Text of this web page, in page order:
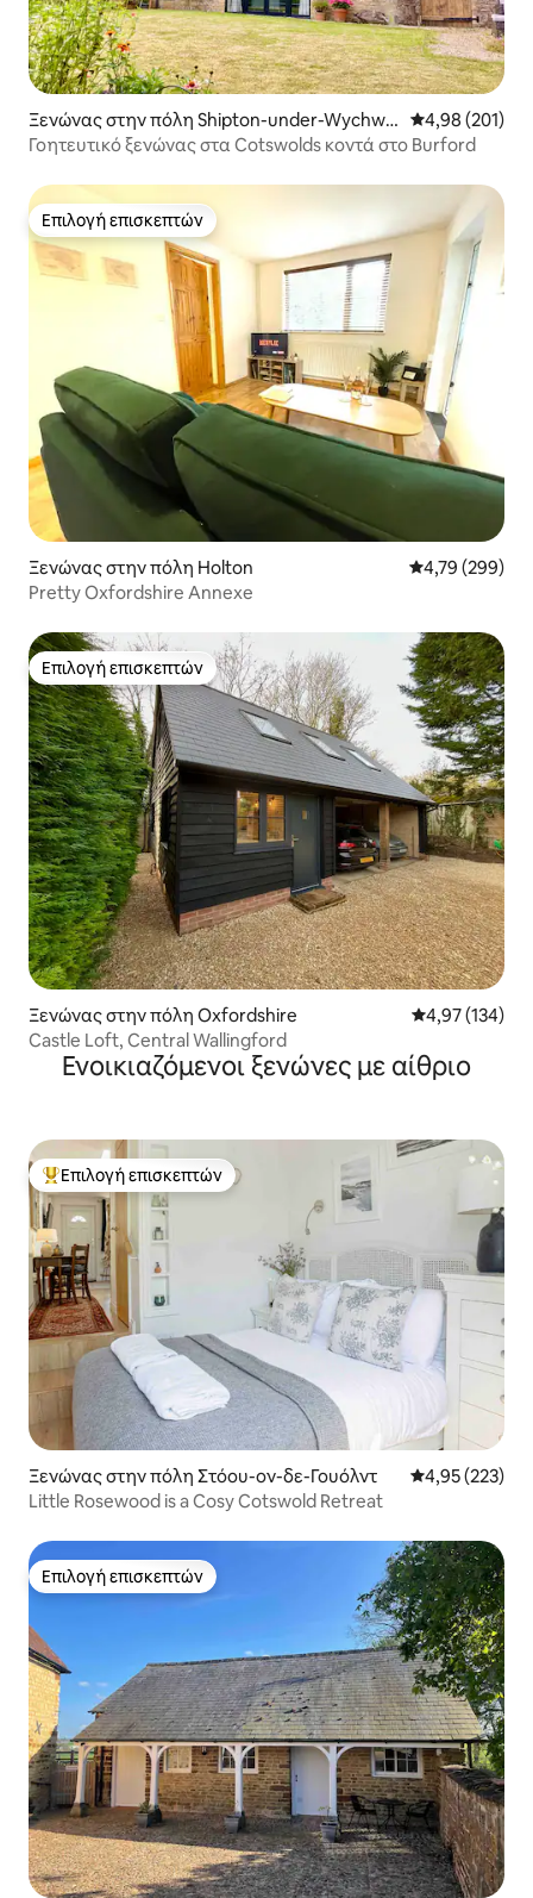
Ξενώνας στην πόλη Shipton-under-Wychwo
od
Μέση
4,98 (201)
Γοητευτικό ξενώνας στα Cotswolds κοντά στο Burford
Επιλογή επισκεπτών
Επιλογή επισκεπτών
Ξενώνας στην πόλη Holton Μέση
4,79 (299)
Pretty Oxfordshire Annexe
Επιλογή επισκεπτών
Επιλογή επισκεπτών
Ξενώνας στην πόλη Oxfordshire Μέση
4,97 (134)
Castle Loft, Central Wallingford
Ενοικιαζόμενοι ξενώνες με αίθριο
Κορυφαία επιλογή επισκεπτών
Επιλογή επισκεπτών
Ξενώνας στην πόλη Στόου-ον-δε-Γουόλντ Μέση
4,95 (223)
Little Rosewood is a Cosy Cotswold Retreat
Επιλογή επισκεπτών
Επιλογή επισκεπτών